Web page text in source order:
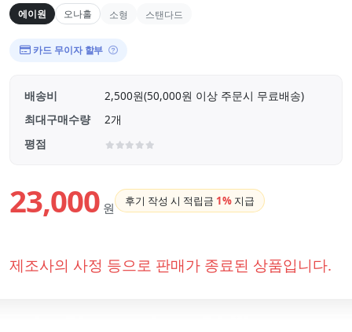
에이원 오나홀 소형 스탠다드
카드 무이자 할부
배송비
2,500원(50,000원 이상 주문시 무료배송)
최대구매수량
2개
평점
23,000 원 후기 작성 시 적립금 1% 지급
제조사의 사정 등으로 판매가 종료된 상품입니다.